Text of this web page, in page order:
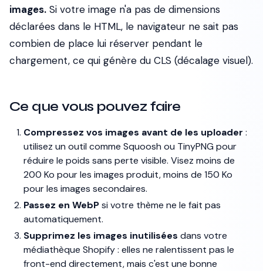
images. Si votre image n'a pas de dimensions
déclarées dans le HTML, le navigateur ne sait pas
combien de place lui réserver pendant le
chargement, ce qui génère du CLS (décalage visuel).
Ce que vous pouvez faire
Compressez vos images avant de les uploader :
utilisez un outil comme Squoosh ou TinyPNG pour
réduire le poids sans perte visible. Visez moins de
200 Ko pour les images produit, moins de 150 Ko
pour les images secondaires.
Passez en WebPsi votre thème ne le fait pas
automatiquement.
Supprimez les images inutilisées dans votre
médiathèque Shopify : elles ne ralentissent pas le
front-end directement, mais c'est une bonne